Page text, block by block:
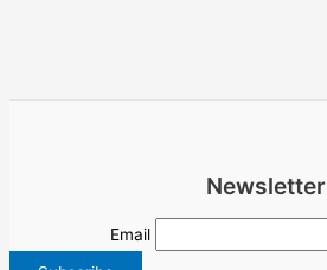
Newsletter
Email